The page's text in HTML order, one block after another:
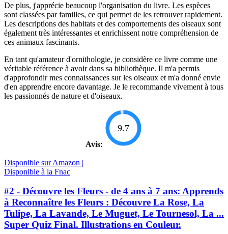
De plus, j'apprécie beaucoup l'organisation du livre. Les espèces
sont classées par familles, ce qui permet de les retrouver rapidement.
Les descriptions des habitats et des comportements des oiseaux sont
également très intéressantes et enrichissent notre compréhension de
ces animaux fascinants.
En tant qu'amateur d'ornithologie, je considère ce livre comme une
véritable référence à avoir dans sa bibliothèque. Il m'a permis
d'approfondir mes connaissances sur les oiseaux et m'a donné envie
d'en apprendre encore davantage. Je le recommande vivement à tous
les passionnés de nature et d'oiseaux.
Avis:
9.7
Disponible sur Amazon |
Disponible à la Fnac
#2 - Découvre les Fleurs - de 4 ans à 7 ans: Apprends
à Reconnaître les Fleurs : Découvre La Rose, La
Tulipe, La Lavande, Le Muguet, Le Tournesol, La ...
Super Quiz Final. Illustrations en Couleur.